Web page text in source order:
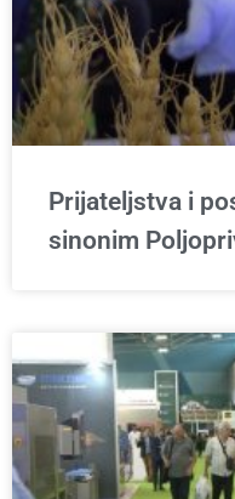
Prijateljstva i
sinonim